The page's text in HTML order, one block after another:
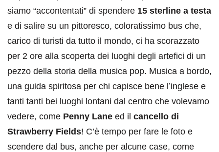
siamo “accontentati” di spendere 15 sterline a testa
e di salire su un pittoresco, coloratissimo bus che,
carico di turisti da tutto il mondo, ci ha scorazzato
per 2 ore alla scoperta dei luoghi degli artefici di un
pezzo della storia della musica pop. Musica a bordo,
una guida spiritosa per chi capisce bene l’inglese e
tanti tanti bei luoghi lontani dal centro che volevamo
vedere, come Penny Lane ed il cancello di
Strawberry Fields! C’è tempo per fare le foto e
scendere dal bus, anche per alcune case, come